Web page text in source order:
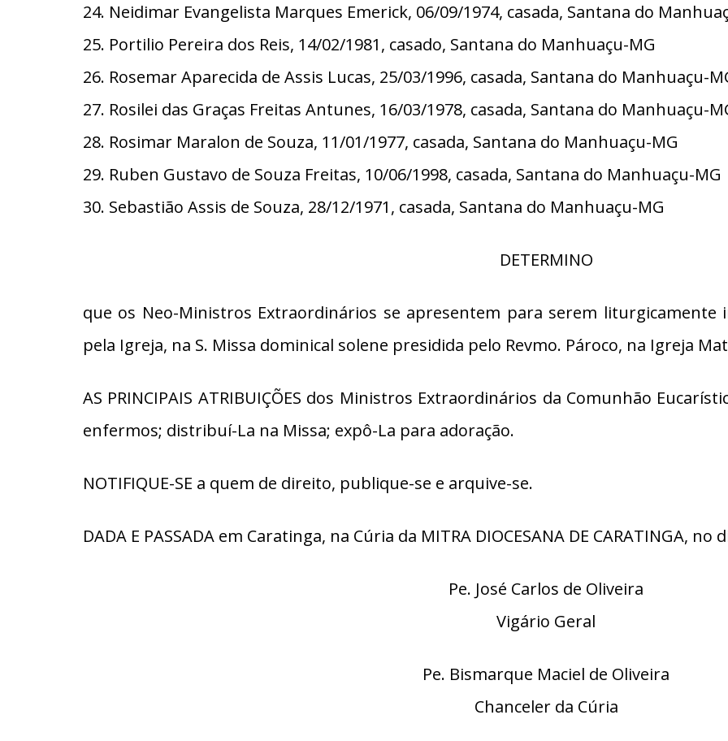
24. Neidimar Evangelista Marques Emerick, 06/09/1974, casada, Santana do
25. Portilio Pereira dos Reis, 14/02/1981, casado, Santana do Manhuaçu-MG
26. Rosemar Aparecida de Assis Lucas, 25/03/1996, casada, Santana do Manhuaçu-
27. Rosilei das Graças Freitas Antunes, 16/03/1978, casada, Santana do Manhuaçu-
28. Rosimar Maralon de Souza, 11/01/1977, casada, Santana do Manhuaçu-MG
29. Ruben Gustavo de Souza Freitas, 10/06/1998, casada, Santana do Manhuaçu-MG
30. Sebastião Assis de Souza, 28/12/1971, casada, Santana do Manhuaçu-MG
DETERMINO
que os Neo-Ministros Extraordinários se apresentem para serem liturgicamente
pela Igreja, na S. Missa dominical solene presidida pelo Revmo. Pároco, na Igreja
AS PRINCIPAIS ATRIBUIÇÕES dos Ministros Extraordinários da Comunhão
enfermos; distribuí-La na Missa; expô-La para adoração.
NOTIFIQUE-SE a quem de direito, publique-se e arquive-se.
DADA E PASSADA em Caratinga, na Cúria da MITRA DIOCESANA DE CARATINGA, no
Pe. José Carlos de Oliveira
Vigário Geral
Pe. Bismarque Maciel de Oliveira
Chanceler da Cúria